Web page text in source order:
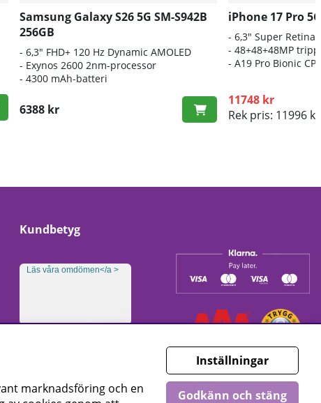
Samsung Galaxy S26 5G SM-S942B
256GB
- 6,3" FHD+ 120 Hz Dynamic AMOLED
- Exynos 2600 2nm-processor
-4300 mAh-batteri
6388 kr
iPhone 17 Pro
- 6,3" Super Retina
- 48+48+48MP
-A19 Pro Bionic
11748 kr
Rek pris: 11996 kr
Kundbetyg
Läs våra omdömen</a >
marknadsföring och en
Inställningar
Godkänn och stäng